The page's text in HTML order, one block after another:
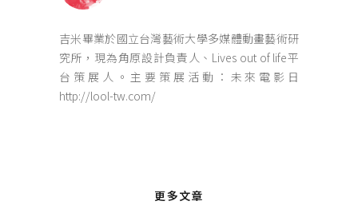
吉米畢業於國立台灣藝術大學多媒體動畫藝術研
究所，現為角原設計負責人、Lives out of life平
台策展人。主要策展活動：未來電影日
http://lool-tw.com/
更多文章